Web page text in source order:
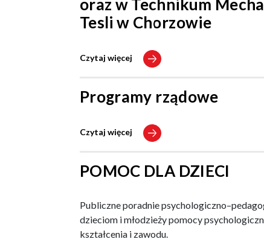
oraz w Technikum
Tesli w Chorzowie
Czytaj więcej
Programy rządowe
Czytaj więcej
POMOC DLA DZIECI
Publiczne poradnie
dzieciom i młodzieży pomocy
kształcenia i zawodu.